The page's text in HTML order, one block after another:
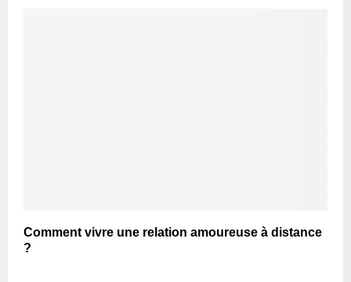
Comment vivre une relation amoureuse à distance
?